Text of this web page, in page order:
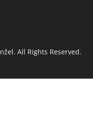
All Rights Reserved.